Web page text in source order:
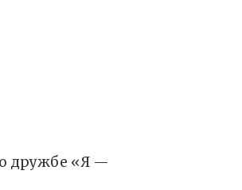
о дружбе «Я —